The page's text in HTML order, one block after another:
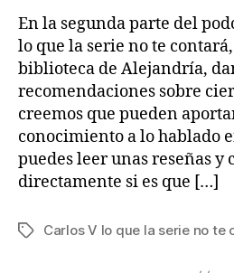
En la segunda parte del
lo que la serie no te
biblioteca de Alejandría,
recomendaciones sobre
creemos que pueden
conocimiento a lo hablado
puedes leer unas reseñas y
directamente si es que […]
Etiquetas
Carlos V lo que la serie no te